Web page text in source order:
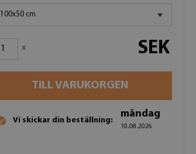
100x50 cm
x SEK
TILL VARUKORGEN
Vi skickar din beställning:
måndag
10.08.2026